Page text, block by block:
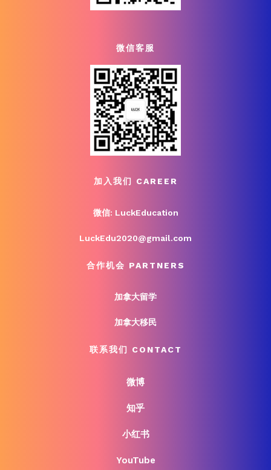
微信客服
加入我们 CAREER
微信: LuckEducation
LuckEdu2020@gmail.com
合作机会 PARTNERS
加拿大留学
加拿大移民
联系我们 CONTACT
微博
知乎
小红书
YouTube